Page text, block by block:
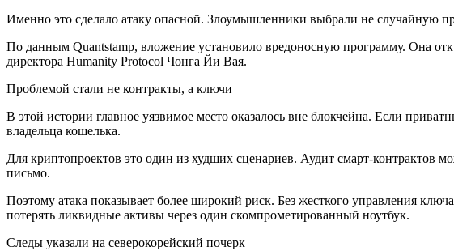
Именно это сделало атаку опасной. Злоумышленники выбрали не случайную
По данным Quantstamp, вложение установило вредоносную программу. Она
директора Humanity Protocol Чонга Йи Вая.
Проблемой стали не контракты, а ключи
В этой истории главное уязвимое место оказалось вне блокчейна. Если
владельца кошелька.
Для криптопроектов это один из худших сценариев. Аудит смарт-контрактов
письмо.
Поэтому атака показывает более широкий риск. Без жесткого управления
потерять ликвидные активы через один скомпрометированный ноутбук.
Следы указали на северокорейский почерк